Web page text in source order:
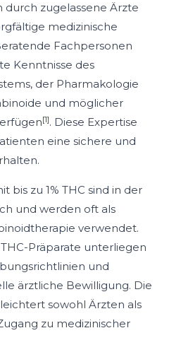
durch zugelassene Ärzte
medizinische
Fachpersonen
Kenntnisse des
der Pharmakologie
und möglicher
[1]. Diese Expertise
eine sichere und
bis zu 1% THC sind in der
und werden oft als
verwendet.
Präparate unterliegen
und
ärztliche Bewilligung. Die
sowohl Ärzten als
zu medizinischer